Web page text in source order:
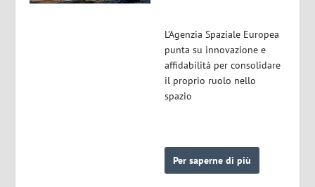
L’Agenzia Spaziale Europea
punta su innovazione e
affidabilità per consolidare
il proprio ruolo nello
spazio
Per saperne di più